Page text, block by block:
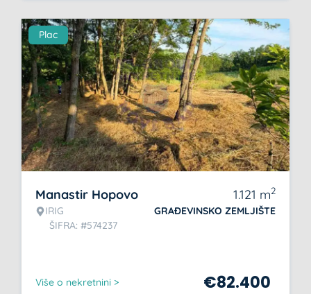
Plac
Manastir Hopovo
IRIG
ŠIFRA: #574237
1.121 m2
GRAĐEVINSKO ZEMLJIŠTE
Više o nekretnini > €82.400